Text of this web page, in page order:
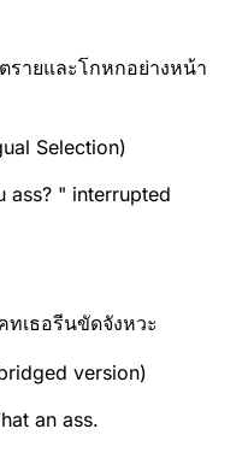
ายและโกหกอย่างหน้า
Selection)
ass? " interrupted
เธอรีนขัดจังหวะ
version)
an ass.